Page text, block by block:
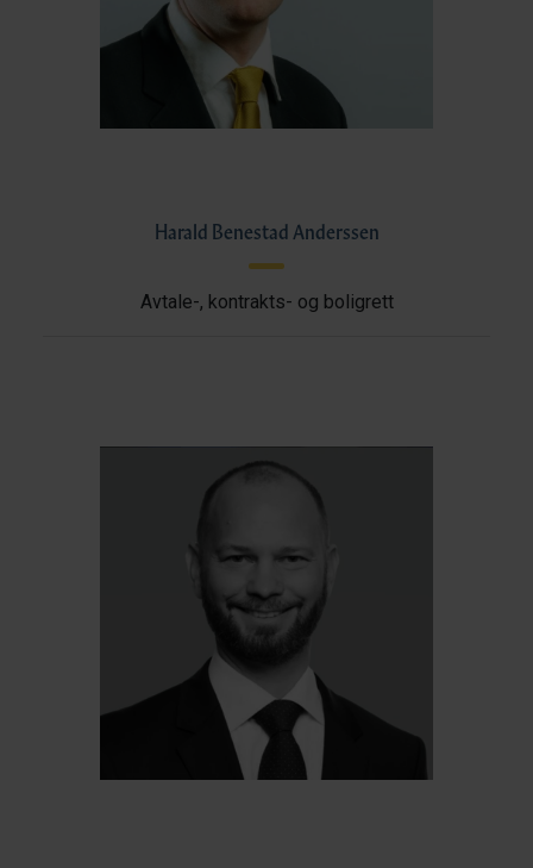
Harald Benestad Anderssen
Avtale-, kontrakts- og boligrett